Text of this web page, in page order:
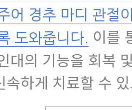
어 경추 마디 관절
도와줍니다. 이를
대의 기능을 회복
속하게 치료할 수